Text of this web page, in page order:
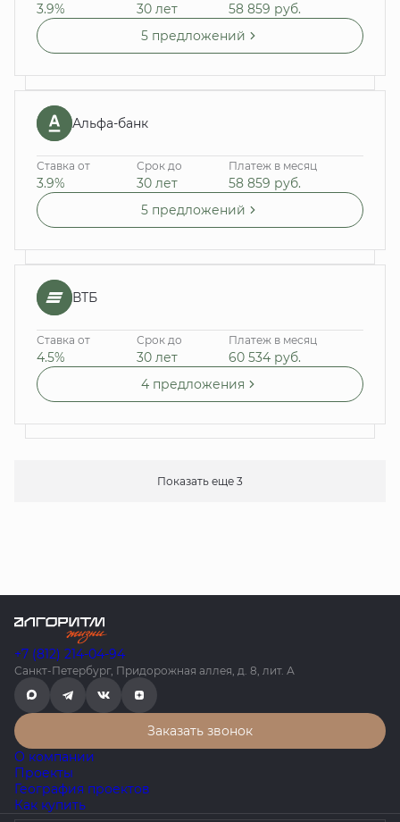
3.9% 30 лет 58 859 руб.
5 предложений
Альфа-банк
Ставка от
3.9%
Срок до
30 лет
Платеж в месяц
58 859 руб.
5 предложений
ВТБ
Ставка от
4.5%
Срок до
30 лет
Платеж в месяц
60 534 руб.
4 предложения
Показать еще 3
+7 (812) 214-04-94
Санкт-Петербург, Придорожная аллея, д. 8, лит. А
Заказать звонок
О компании
Проекты
География проектов
Как купить